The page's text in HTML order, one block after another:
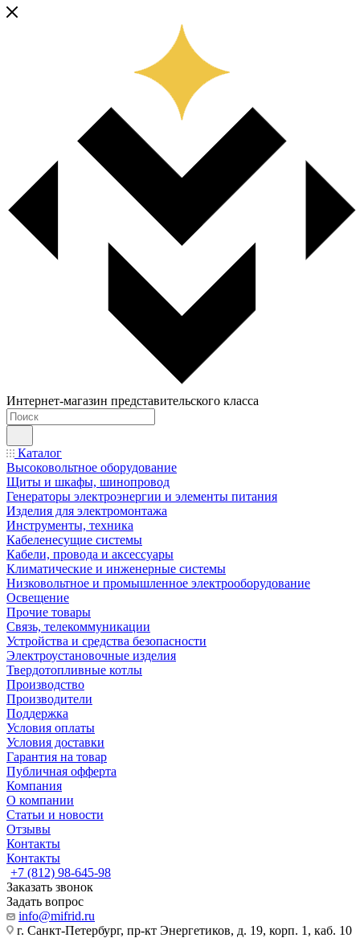
Интернет-магазин представительского класса
Каталог
Высоковольтное оборудование
Щиты и шкафы, шинопровод
Генераторы электроэнергии и элементы питания
Изделия для электромонтажа
Инструменты, техника
Кабеленесущие системы
Кабели, провода и аксессуары
Климатические и инженерные системы
Низковольтное и промышленное электрооборудование
Освещение
Прочие товары
Связь, телекоммуникации
Устройства и средства безопасности
Электроустановочные изделия
Твердотопливные котлы
Производство
Производители
Поддержка
Условия оплаты
Условия доставки
Гарантия на товар
Публичная офферта
Компания
О компании
Статьи и новости
Отзывы
Контакты
Контакты
+7 (812) 98-645-98
Заказать звонок
Задать вопрос
info@mifrid.ru
г. Санкт-Петербург, пр-кт Энергетиков, д. 19, корп. 1, каб. 10